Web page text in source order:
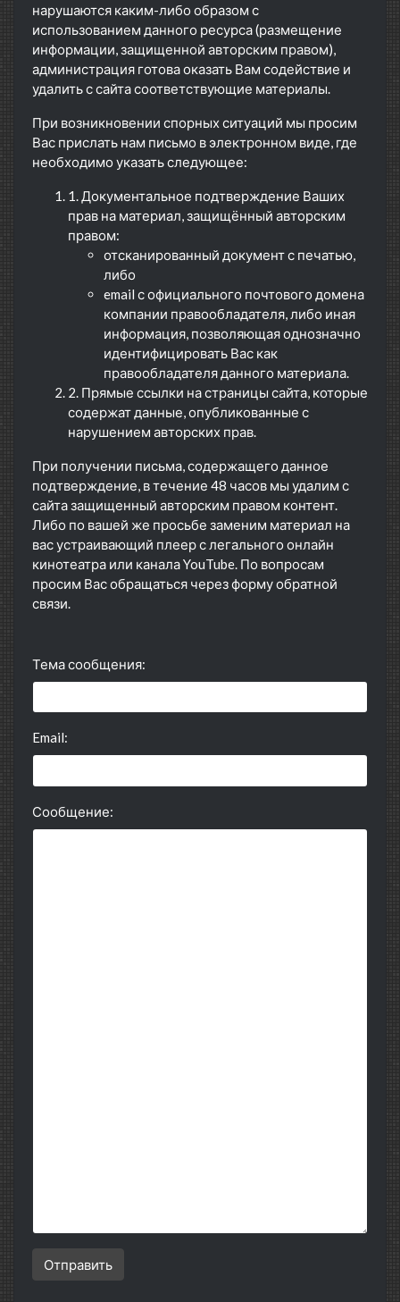
нарушаются каким-либо образом с
использованием данного ресурса (размещение
информации, защищенной авторским правом),
администрация готова оказать Вам содействие и
удалить с сайта соответствующие материалы.
При возникновении спорных ситуаций мы просим
Вас прислать нам письмо в электронном виде, где
необходимо указать следующее:
1. Документальное подтверждение Ваших
прав на материал, защищённый авторским
правом:
отсканированный документ с печатью,
либо
email с официального почтового домена
компании правообладателя, либо иная
информация, позволяющая однозначно
идентифицировать Вас как
правообладателя данного материала.
2. Прямые ссылки на страницы сайта, которые
содержат данные, опубликованные с
нарушением авторских прав.
При получении письма, содержащего данное
подтверждение, в течение 48 часов мы удалим с
сайта защищенный авторским правом контент.
Либо по вашей же просьбе заменим материал на
вас устраивающий плеер с легального онлайн
кинотеатра или канала YouTube. По вопросам
просим Вас обращаться через форму обратной
связи.
Тема сообщения:
Email:
Сообщение:
Отправить